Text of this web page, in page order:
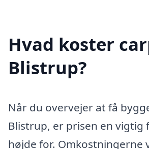
Hvad koster
Blistrup?
Når du overvejer at få
Blistrup, er prisen en vigtig
højde for. Omkostningerne